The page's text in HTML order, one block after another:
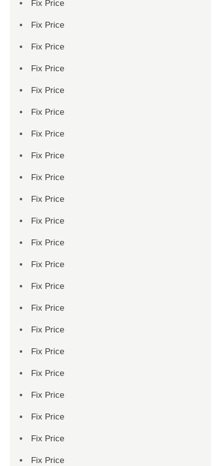
Fix Price
Fix Price
Fix Price
Fix Price
Fix Price
Fix Price
Fix Price
Fix Price
Fix Price
Fix Price
Fix Price
Fix Price
Fix Price
Fix Price
Fix Price
Fix Price
Fix Price
Fix Price
Fix Price
Fix Price
Fix Price
Fix Price